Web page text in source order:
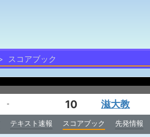
スコアブック
- 10 滋大教
テキスト速報 スコアブック 先発情報